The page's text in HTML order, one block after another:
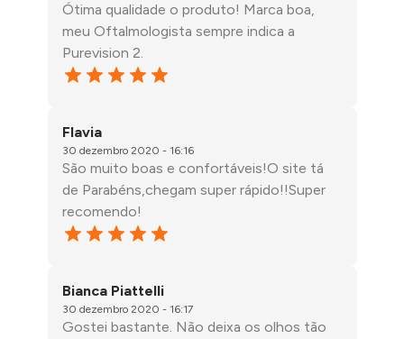
Ótima qualidade o produto! Marca boa,
meu Oftalmologista sempre indica a
Purevision 2.
Flavia
30 dezembro 2020 - 16:16
São muito boas e confortáveis!O site tá
de Parabéns,chegam super rápido!!Super
recomendo!
Bianca Piattelli
30 dezembro 2020 - 16:17
Gostei bastante. Não deixa os olhos tão